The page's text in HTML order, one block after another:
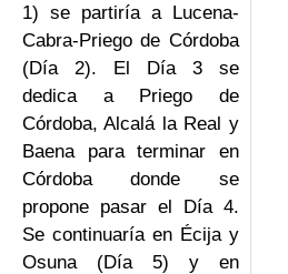
1) se partiría a Lucena-
Cabra-Priego de Córdoba
(Día 2). El Día 3 se
dedica a Priego de
Córdoba, Alcalá la Real y
Baena para terminar en
Córdoba donde se
propone pasar el Día 4.
Se continuaría en Écija y
Osuna (Día 5) y en